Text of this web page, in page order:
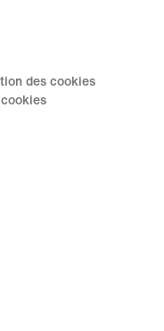
des cookies